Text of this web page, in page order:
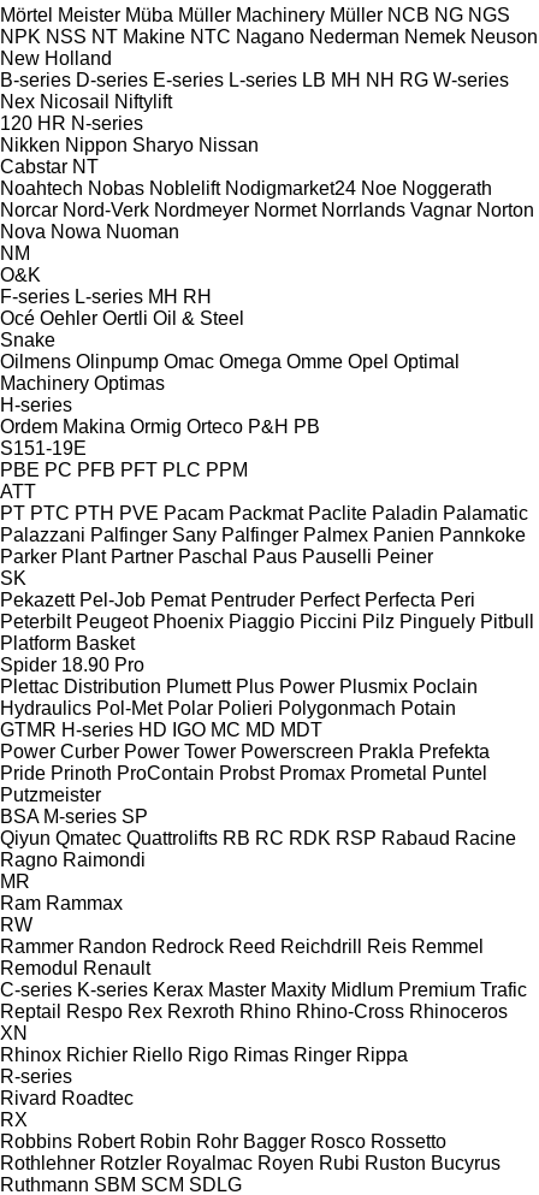
Mörtel Meister Müba Müller Machinery Müller NCB NG NGS
NPK NSS NT Makine NTC Nagano Nederman Nemek Neuson
New Holland
B-series D-series E-series L-series LB MH NH RG W-series
Nex Nicosail
Niftylift
120 HR N-series
Nikken Nippon Sharyo Nissan
Cabstar NT
Noahtech Nobas Noblelift Nodigmarket24 Noe Noggerath
Norcar Nord-Verk Nordmeyer Normet Norrlands Vagnar Norton
Nova Nowa Nuoman
NM
O&K
F-series L-series MH RH
Océ Oehler Oertli Oil & Steel
Snake
Oilmens Olinpump Omac Omega Omme Opel Optimal
Machinery Optimas
H-series
Ordem Makina Ormig Orteco P&H PB
S151-19E
PBE PC PFB PFT PLC PPM
ATT
PT PTC PTH PVE Pacam Packmat Paclite Paladin Palamatic
Palazzani Palfinger Sany Palfinger Palmex Panien Pannkoke
Parker Plant Partner Paschal Paus Pauselli Peiner
SK
Pekazett Pel-Job Pemat Pentruder Perfect Perfecta Peri
Peterbilt Peugeot Phoenix Piaggio Piccini Pilz Pinguely Pitbull
Platform Basket
Spider 18.90 Pro
Plettac Distribution Plumett Plus Power Plusmix Poclain
Hydraulics Pol-Met Polar Polieri Polygonmach Potain
GTMR H-series HD IGO MC MD MDT
Power Curber Power Tower Powerscreen Prakla Prefekta
Pride Prinoth ProContain Probst Promax Prometal
Puntel
Putzmeister
BSA M-series SP
Qiyun Qmatec Quattrolifts RB RC RDK RSP Rabaud Racine
Ragno Raimondi
MR
Ram Rammax
RW
Rammer Randon Redrock Reed Reichdrill Reis Remmel
Remodul
Renault
C-series K-series Kerax Master Maxity Midlum Premium Trafic
Reptail
Respo Rex Rexroth Rhino Rhino-Cross Rhinoceros
XN
Rhinox Richier Riello Rigo Rimas Ringer Rippa
R-series
Rivard Roadtec
RX
Robbins Robert Robin Rohr Bagger Rosco Rossetto
Rothlehner Rotzler Royalmac Royen Rubi Ruston Bucyrus
Ruthmann SBM SCM SDLG